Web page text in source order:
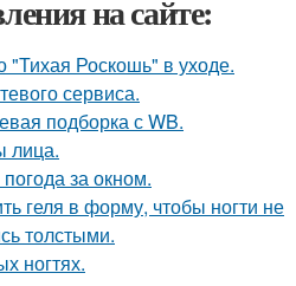
на сайте:
Роскошь" в уходе.
сервиса.
подборка с WB.
лица.
за окном.
геля в форму, чтобы ногти не
толстыми.
ногтях.